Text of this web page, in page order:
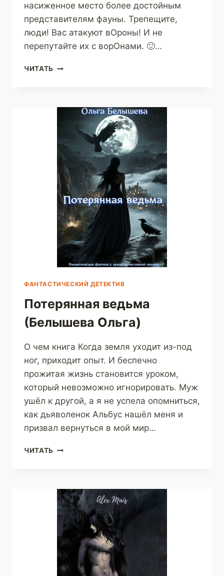
насиженное место более достойным
представителям фауны. Трепещите,
люди! Вас атакуют вОроны! И не
перепутайте их с ворОнами. 🙂…
ЧИТАТЬ БУМЕРАНГ
ФАНТАСТИЧЕСКИЙ ДЕТЕКТИВ
Потерянная ведьма
(Белышева Ольга)
О чем книга Когда земля уходит из-под
ног, приходит опыт. И беспечно
прожитая жизнь становится уроком,
который невозможно игнорировать. Муж
ушёл к другой, а я не успела опомниться,
как дьяволенок Альбус нашёл меня и
призвал вернуться в мой мир…
ЧИТАТЬ ПОТЕРЯННАЯ